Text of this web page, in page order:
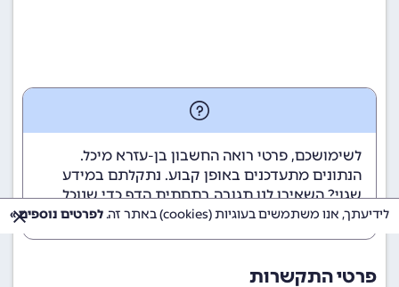
לשימושכם, פרטי רואה החשבון בן-עזרא מיכל.
הנתונים מתעדכנים באופן קבוע. נתקלתם במידע
שגוי? השאירו לנו תגובה בתחתית הדף כדי שנוכל
לטפל בבעיה בהקדם.
פרטי התקשרות
לידיעתך, אנו משתמשים בעוגיות (cookies) באתר זה. לפרטים נוספים »